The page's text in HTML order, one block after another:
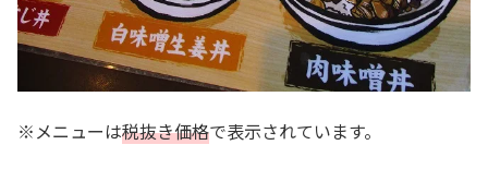
※メニューは税抜き価格で表示されています。